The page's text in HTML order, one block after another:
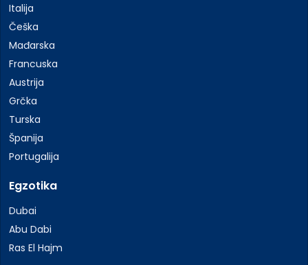
Italija
Češka
Mađarska
Francuska
Austrija
Grčka
Turska
Španija
Portugalija
Egzotika
Dubai
Abu Dabi
Ras El Hajm